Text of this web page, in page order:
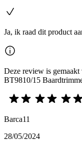
Ja, ik raad dit product
Deze review is
BT9810/15
Barca11
28/05/2024